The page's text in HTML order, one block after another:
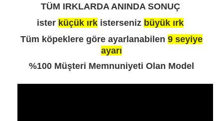
TÜM IRKLARDA ANINDA SONUÇ
ister küçük ırk isterseniz büyük ırk
Tüm köpeklere göre ayarlanabilen 9 seyiye
ayarı
%100 Müşteri Memnuniyeti Olan Model